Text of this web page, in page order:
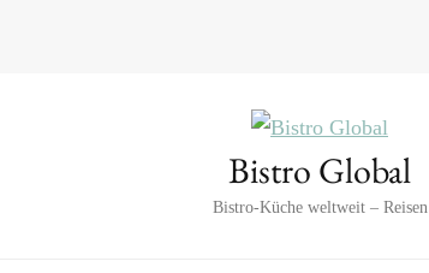
Bistro Global
Bistro-Küche weltweit – Reisen